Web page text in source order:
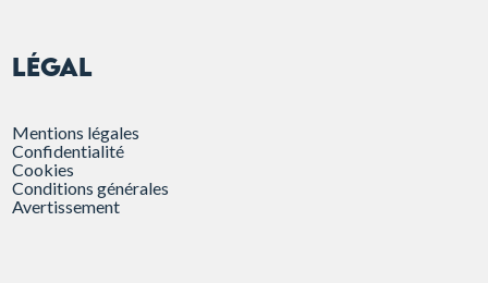
Légal
Mentions légales
Confidentialité
Cookies
Conditions générales
Avertissement